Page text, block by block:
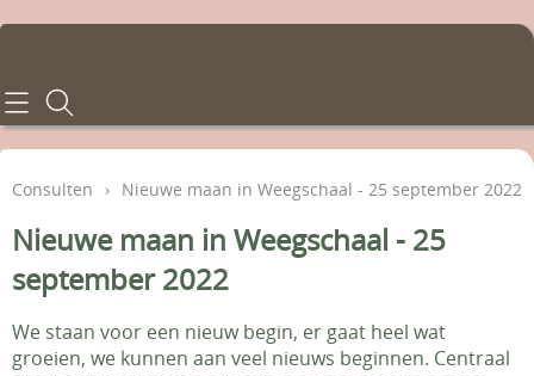
Home
Tarieven
Info en voorwaarden
Consulten › Nieuwe maan in Weegschaal - 25 september 2022
Nieuwe maan in Weegschaal - 25
september 2022
We staan voor een nieuw begin, er gaat heel wat
groeien, we kunnen aan veel nieuws beginnen. Centraal